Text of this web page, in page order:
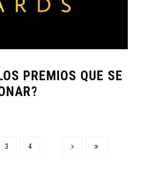
PREMIOS QUE SE
3 4